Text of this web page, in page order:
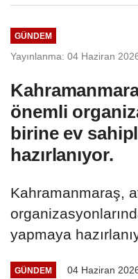
GÜNDEM
Yayınlanma: 04 Haziran
önemli
birine ev
hazırlanıyor.
Kahramanmaraş,
yapmaya
GÜNDEM 04 Haziran